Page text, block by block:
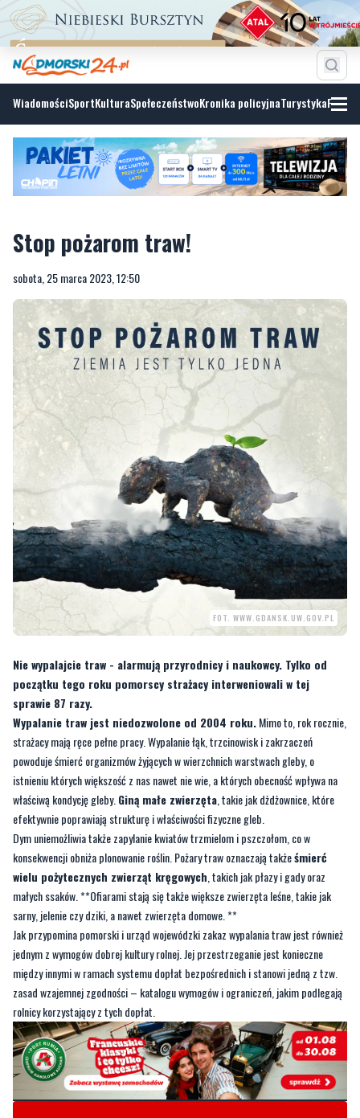
WiadomościSportKulturaSpołeczeństwoKronika policyjnaTurystyka
Stop pożarom traw!
sobota, 25 marca 2023, 12:50
FOT. WWW.GDANSK.UW.GOV.PL
Nie wypalajcie traw - alarmują przyrodnicy i naukowcy. Tylko od
początku tego roku pomorscy strażacy interweniowali w tej
sprawie 87 razy.
Wypalanie traw jest niedozwolone od 2004 roku.Mimo to, rok rocznie,
strażacy mają ręce pełne pracy. Wypalanie łąk, trzcinowisk i zakrzaczeń
powoduje śmierć organizmów żyjących w wierzchnich warstwach gleby, o
istnieniu których większość z nas nawet nie wie, a których obecność wpływa na
właściwą kondycję gleby. Giną małe zwierzęta , takie jak dżdżownice, które
efektywnie poprawiają strukturę i właściwości fizyczne gleb.
Dym uniemożliwia także zapylanie kwiatów trzmielom i pszczołom, co w
konsekwencji obniża plonowanie roślin. Pożary traw oznaczają takżeśmierć
wielu pożytecznych zwierząt kręgowych , takich jak płazy i gady oraz
małych ssaków. **Ofiarami stają się także większe zwierzęta leśne, takie jak
sarny, jelenie czy dziki, a nawet zwierzęta domowe. **
Jak przypomina pomorski i urząd wojewódzki zakaz wypalania traw jest również
jednym z wymogów dobrej kultury rolnej. Jej przestrzeganie jest konieczne
między innymi w ramach systemu dopłat bezpośrednich i stanowi jedną z tzw.
zasad wzajemnej zgodności – katalogu wymogów i ograniczeń, jakim podlegają
rolnicy korzystający z tych dopłat.